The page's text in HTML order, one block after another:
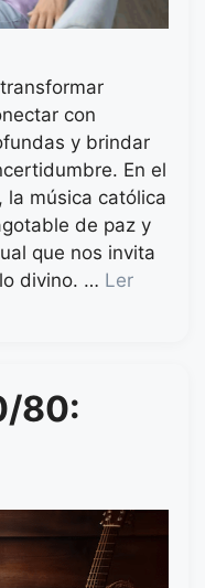
con
y brindar
En el
la música católica
de paz y
que nos invita
divino. … Ler
80: